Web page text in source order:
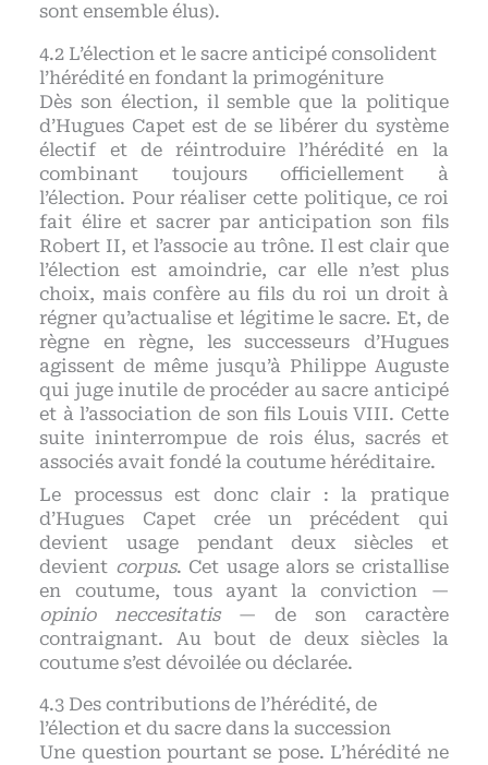
sont ensemble élus).
L’élection et le sacre anticipé consolident
l’hérédité en fondant la primogéniture
Dès son élection, il semble que la politique
d’Hugues Capet est de se libérer du système
électif et de réintroduire l’hérédité en la
combinant toujours officiellement à
l’élection. Pour réaliser cette politique, ce roi
fait élire et sacrer par anticipation son fils
Robert II, et l’associe au trône. Il est clair que
l’élection est amoindrie, car elle n’est plus
choix, mais confère au fils du roi un droit à
régner qu’actualise et légitime le sacre. Et, de
règne en règne, les successeurs d’Hugues
agissent de même jusqu’à Philippe Auguste
qui juge inutile de procéder au sacre anticipé
et à l’association de son fils Louis VIII. Cette
suite ininterrompue de rois élus, sacrés et
associés avait fondé la coutume héréditaire.
Le processus est donc clair : la pratique
d’Hugues Capet crée un précédent qui
devient usage pendant deux siècles et
devient corpus. Cet usage alors se cristallise
en coutume, tous ayant la conviction —
opinio neccesitatis— de son caractère
contraignant. Au bout de deux siècles la
coutume s’est dévoilée ou déclarée.
Des contributions de l’hérédité, de
l’élection et du sacre dans la succession
Une question pourtant se pose. L’hérédité ne